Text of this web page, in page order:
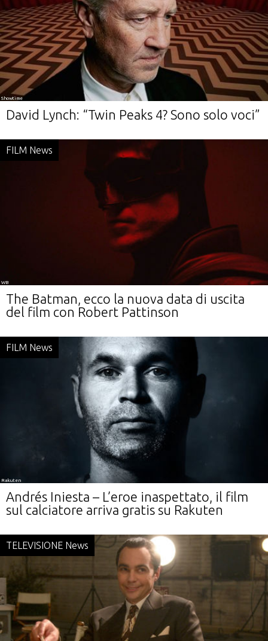
Showtime
David Lynch: “Twin Peaks 4? Sono solo voci”
FILM News
WB
The Batman, ecco la nuova data di uscita
del film con Robert Pattinson
FILM News
Rakuten
Andrés Iniesta – L’eroe inaspettato, il film
sul calciatore arriva gratis su Rakuten
TELEVISIONE News